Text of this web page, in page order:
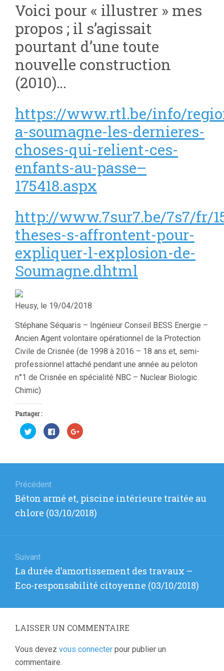
Voici pour « illustrer » mes
propos ; il s’agissait
pourtant d’une toute
nouvelle construction
(2010)…
https://www.rtl.be/info/
a-soumagne-les-dernieres-
choses-qui-relient-ces-
enfants-au-passe–
175418.aspx
http://www.7sur7.be/7s7/fr/
theses-s-affrontent-pour-
expliquer-l-explosion-de-
Soumagne.dhtml
Heusy, le 19/04/2018
Stéphane Séquaris – Ingénieur Conseil BESS Energie –
Ancien Agent volontaire opérationnel de la Protection
Civile de Crisnée (de 1998 à 2016 – 18 ans et, semi-
professionnel attaché pendant une année au peloton
n°1 de Crisnée en spécialité NBC – Nuclear Biologic
Chimic)
Partager :
Cliquez
pour
partager
une
Cliquez
pour
partager
une
Cliquez
pour
dans
de
l’article
Précédent
Article
précédent
Béton armé et, piscine intérieure traitée au
chlore (03/10/2018)
Suivant
Article
suivant
La durée d’amortissement des travaux –
Eco-responsabilité citoyenne (03/10/2018)
LAISSER UN COMMENTAIRE
Vous devez vous connecter pour publier un
commentaire.